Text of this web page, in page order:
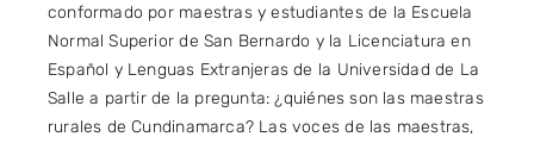
conformado por maestras y estudiantes de la Escuela
Normal Superior de San Bernardo y la Licenciatura en
Español y Lenguas Extranjeras de la Universidad de La
Salle a partir de la pregunta: ¿quiénes son las maestras
rurales de Cundinamarca? Las voces de las maestras,